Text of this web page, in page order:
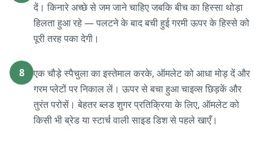
दें। किनारे अच्छे से जम जाने चाहिए जबकि बीच का हिस्सा थोड़ा
हिलता हुआ रहे — पलटने के बाद बची हुई गरमी ऊपर के हिस्से को
पूरी तरह पका देगी।
8
एक चौड़े स्पैचुला का इस्तेमाल करके, ऑमलेट को आधा मोड़ दें और
गरम प्लेटों पर निकाल लें। ऊपर से बचा हुआ चाइव्स छिड़कें और
तुरंत परोसें। बेहतर ब्लड शुगर प्रतिक्रिया के लिए, ऑमलेट को
किसी भी ब्रेड या स्टार्च वाली साइड डिश से पहले खाएँ।